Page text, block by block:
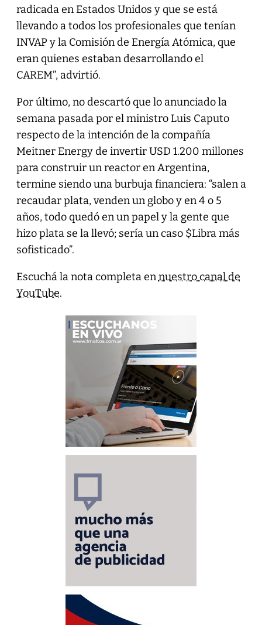
radicada en Estados Unidos y que se está
llevando a todos los profesionales que tenían
INVAP y la Comisión de Energía Atómica, que
eran quienes estaban desarrollando el
CAREM”, advirtió.
Por último, no descartó que lo anunciado la
semana pasada por el ministro Luis Caputo
respecto de la intención de la compañía
Meitner Energy de invertir USD 1.200 millones
para construir un reactor en Argentina,
termine siendo una burbuja financiera: “salen a
recaudar plata, venden un globo y en 4 o 5
años, todo quedó en un papel y la gente que
hizo plata se la llevó; sería un caso $Libra más
sofisticado”.
Escuchá la nota completa ennuestro canal de
YouTube.